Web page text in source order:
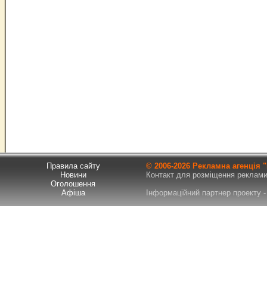
Правила сайту
Новини
Оголошення
Афіша
© 2006-2026 Рекламна
Контакт для розміщення
Інформаційний партнер проекту